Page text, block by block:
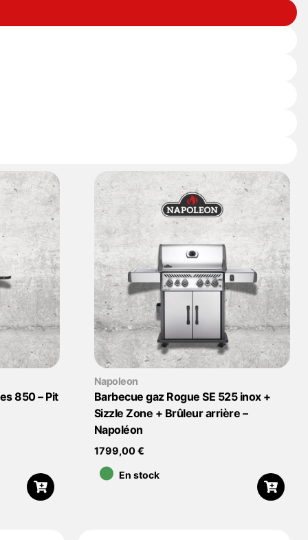
850 – Pit
Napoleon
Barbecue gaz Rogue SE 525 inox +
Sizzle Zone + Brûleur arrière –
Napoléon
1799,00€
•En stock